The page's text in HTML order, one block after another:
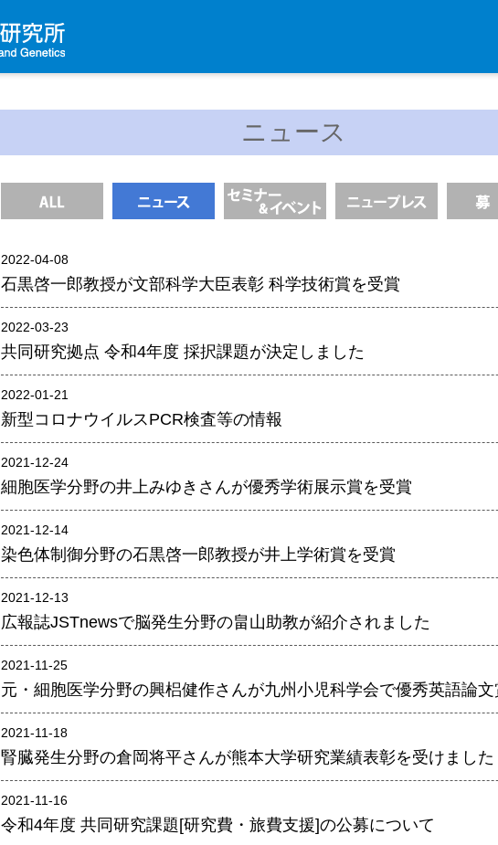
入学者案内
研究支援
リエゾンラボ利用申込み
質量分析
共通実験室・培養室利用
キャピラリーシーケンス
予 約
カンファレンス・ルーム予約
大判プリンター予約
ニュース
2022-04-08
石黒啓一郎教授が文部科学大臣表彰 科学技術賞を受賞
2022-03-23
共同研究拠点 令和4年度 採択課題が決定しました
2022-01-21
新型コロナウイルスPCR検査等の情報
2021-12-24
細胞医学分野の井上みゆきさんが優秀学術展示賞を受賞
2021-12-14
染色体制御分野の石黒啓一郎教授が井上学術賞を受賞
2021-12-13
広報誌JSTnewsで脳発生分野の畠山助教が紹介されました
2021-11-25
元・細胞医学分野の興梠健作さんが九州小児科学会で優秀英語論
2021-11-18
腎臓発生分野の倉岡将平さんが熊本大学研究業績表彰を受けました
2021-11-16
令和4年度 共同研究課題[研究費・旅費支援]の公募について